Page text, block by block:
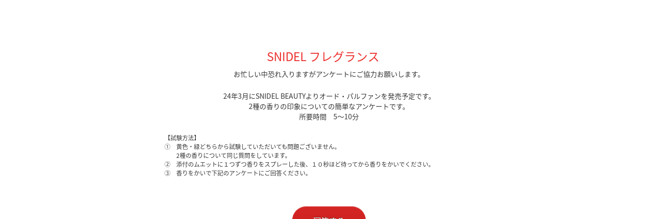
SNIDEL フレグランス
お忙しい中恐れ入りますがアンケートにご協力お願いします。
24年3月にSNIDEL BEAUTYよりオード・パルファンを発売予定です。
2種の香りの印象についての簡単なアンケートです。
所要時間 5～10分
【試験方法】
① 黄色・緑どちらから試験していただいても問題ございません。
2種の香りについて同じ質問をしています。
② 添付のムエットに１つずつ香りをスプレーした後、１０秒ほど待ってから香りをかいでください。
③ 香りをかいで下記のアンケートにご回答ください。